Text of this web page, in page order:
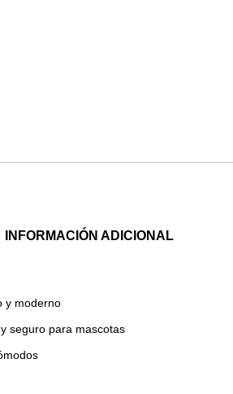
INFORMACIÓN ADICIONAL
y moderno
seguro para mascotas